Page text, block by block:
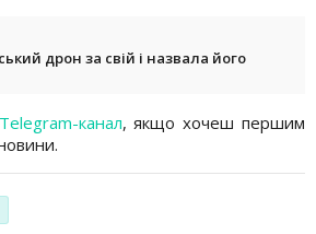
дрон за свій і назвала його
Telegram-канал, якщо хочеш першим